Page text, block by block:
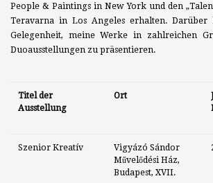
People & Paintings in New York und den
Teravarna in Los Angeles erhalten. Darüber
Gelegenheit, meine Werke in zahlreichen
Duoausstellungen zu präsentieren.
Titel der
Ausstellung
Ort
Szenior Kreatív
Vigyázó Sándor
Művelődési Ház,
Budapest, XVII.